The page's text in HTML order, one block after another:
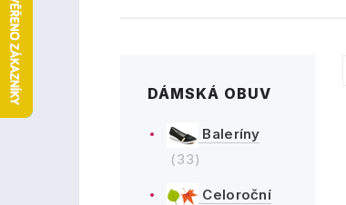
DÁMSKÁ OBUV
Baleríny
(33)
Celoroční